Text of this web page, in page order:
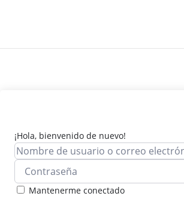
¡Hola, bienvenido de nuevo!
Mantenerme conectado